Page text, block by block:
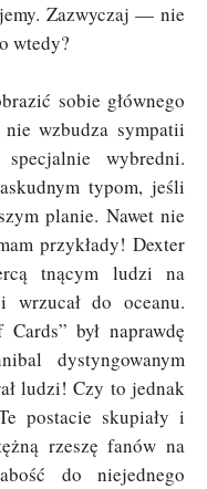
Zazwyczaj — nie
wtedy?
sobie głównego
wzbudza sympatii
wybredni.
typom, jeśli
planie. Nawet nie
przykłady! Dexter
tnącym ludzi na
do oceanu.
był naprawdę
dystyngowanym
ludzi! Czy to jednak
postacie skupiały i
rzeszę fanów na
do niejednego